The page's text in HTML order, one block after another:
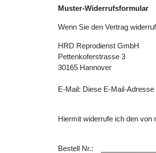
Muster-Widerrufsformular
Wenn Sie den Vertrag
HRD Reprodienst GmbH
Pettenkoferstrasse 3
30165 Hannover
E-Mail: Diese E-Mail-
Hiermit widerrufe ich den von
Bestell Nr.: